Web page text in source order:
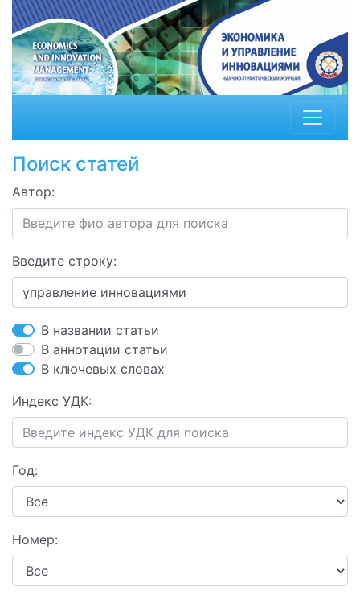
Поиск статей
Автор:
Введите строку:
В названии статьи
В аннотации статьи
В ключевых словах
Индекс УДК:
Год:
Номер: